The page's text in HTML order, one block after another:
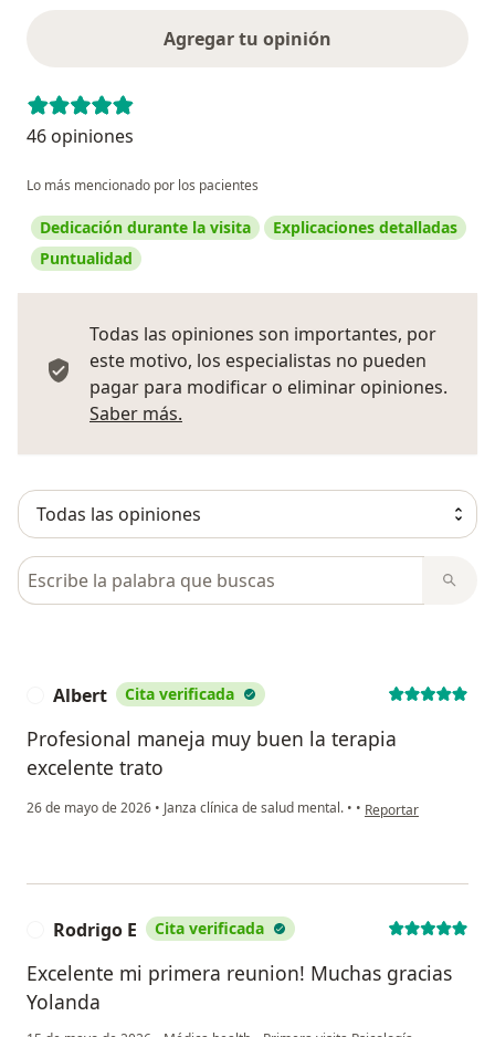
Agregar tu opinión
46 opiniones
Lo más mencionado por los pacientes
Dedicación durante la visita
Explicaciones detalladas
Puntualidad
Todas las opiniones son importantes, por
este motivo, los especialistas no pueden
pagar para modificar o eliminar opiniones.
Saber más.
Busca en opiniones
Albert Cita verificada
Profesional maneja muy buen la terapia
excelente trato
26 de mayo de 2026 • Janza clínica de salud mental. • • en opinión del
Reportar
Rodrigo E Cita verificada
Excelente mi primera reunion! Muchas gracias
Yolanda